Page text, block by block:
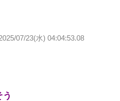
07/23(水) 04:04:53.08